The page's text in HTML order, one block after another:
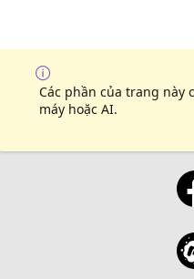
Các phần của trang này
máy hoặc AI.